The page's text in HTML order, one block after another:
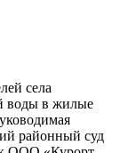
села
воды в жилые
районный суд